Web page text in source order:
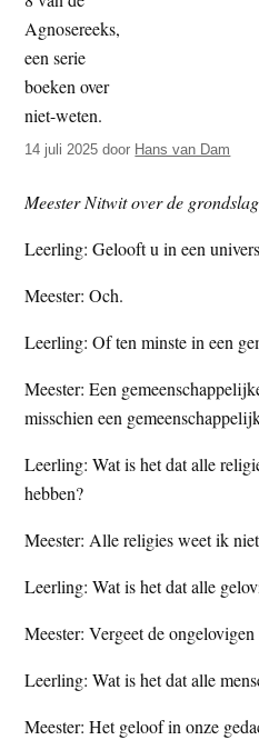
i
t
e
14 juli 2025 door Hans van Dam
Meester Nitwit over de
Leerling: Gelooft u in een
Meester: Och.
Leerling: Of ten minste in een
Meester: Een
misschien een
Leerling: Wat is het dat alle
hebben?
Meester: Alle religies weet ik
Leerling: Wat is het dat alle
Meester: Vergeet de ongelovigen
Leerling: Wat is het dat alle
Meester: Het geloof in onze